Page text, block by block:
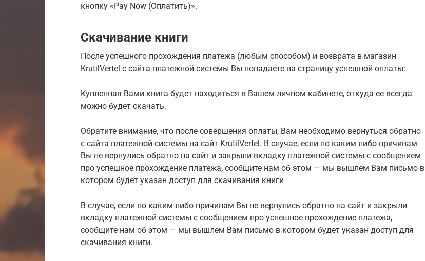
кнопку «Pay Now (Оплатить)».
Скачивание книги
После успешного прохождения платежа (любым способом) и возврата в магазин
KrutilVertel с сайта платежной системы Вы попадаете на страницу успешной оплаты:
Купленная Вами книга будет находиться в Вашем личном кабинете, откуда ее всегда
можно будет скачать.
Обратите внимание, что после совершения оплаты, Вам необходимо вернуться обратно
с сайта платежной системы на сайт KrutilVertel. В случае, если по каким либо причинам
Вы не вернулись обратно на сайт и закрыли вкладку платежной системы с сообщением
про успешное прохождение платежа, сообщите нам об этом — мы вышлем Вам письмо в
котором будет указан доступ для скачивания книги
В случае, если по каким либо причинам Вы не вернулись обратно на сайт и закрыли
вкладку платежной системы с сообщением про успешное прохождение платежа,
сообщите нам об этом — мы вышлем Вам письмо в котором будет указан доступ для
скачивания книги.